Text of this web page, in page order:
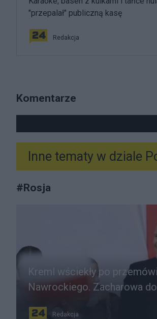
"przepalał" publiczną kasę
Redakcja
Komentarze
Inne tematy w dziale
#Rosja
Kreml wściekły po
Nawrockiego. Zacharowa
Redakcja